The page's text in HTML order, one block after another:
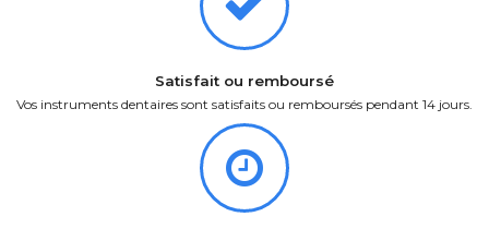
Satisfait ou remboursé
Vos instruments dentaires sont satisfaits ou remboursés pendant 14 jours.